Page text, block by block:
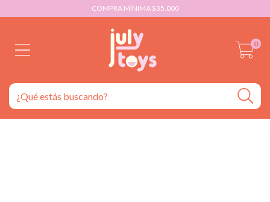
COMPRA MÍNIMA $35.000
0